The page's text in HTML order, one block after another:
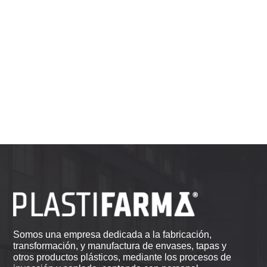
Somos una empresa dedicada a la fabricación,
transformación, y manufactura de envases, tapas y
otros productos plásticos, mediante los procesos de